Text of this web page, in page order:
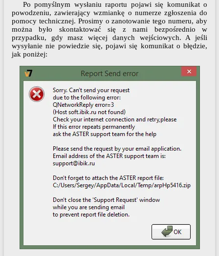
Po pomyślnym wysłaniu raportu pojawi się komunikat o
powodzeniu, zawierający wzmiankę o numerze zgłoszenia do
pomocy technicznej. Prosimy o zanotowanie tego numeru, aby
można było skontaktować się z nami bezpośrednio w
przypadku, gdy masz więcej danych wejściowych. A jeśli
wysyłanie nie powiedzie się, pojawi się komunikat o błędzie,
jak poniżej: